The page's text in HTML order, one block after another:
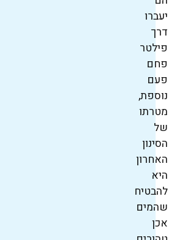
יעברו
דרך
פילטר
פחם
פעם
נוספת,
מטרתו
של
הסינון
האחרון
היא
להבטיח
שהמים
אכן